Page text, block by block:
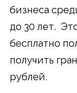
бизнеса
до 30 лет.
бесплатно
получить
рублей.